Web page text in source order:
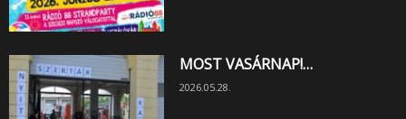
MOST VASÁRNAP!…
2026.05.28.